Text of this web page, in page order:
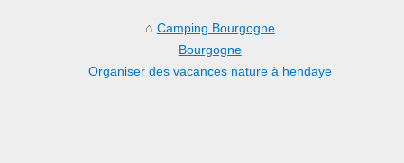
Camping Bourgogne
Bourgogne
Organiser des vacances nature à hendaye